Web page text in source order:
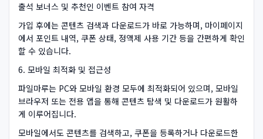
출석 보너스 및 추천인 이벤트 참여 자격
가입 후에는 콘텐츠 검색과 다운로드가 바로 가능하며, 마이페이지
에서 포인트 내역, 쿠폰 상태, 정액제 사용 기간 등을 간편하게 확인
할 수 있습니다.
6. 모바일 최적화 및 접근성
파일마루는 PC와 모바일 환경 모두에 최적화되어 있으며, 모바일
브라우저 또는 전용 앱을 통해 콘텐츠 탐색 및 다운로드가 원활하
게 이루어집니다.
모바일에서도 콘텐츠를 검색하고, 쿠폰을 등록하거나 다운로드한